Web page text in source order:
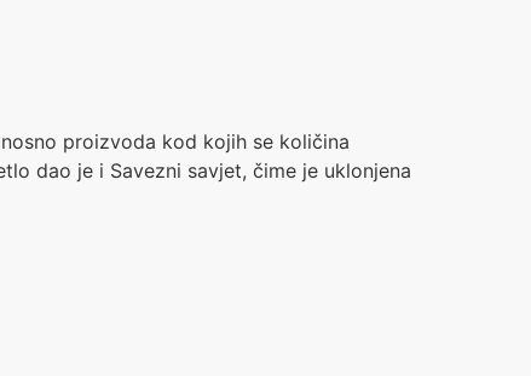
proizvoda kod kojih se količina
dao je i Savezni savjet, čime je uklonjena